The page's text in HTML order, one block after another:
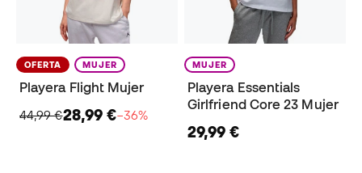
OFERTA MUJER
Playera Flight Mujer
44,99 €28,99 €−36%
MUJER
Playera Essentials
Girlfriend Core 23 Mujer
29,99 €